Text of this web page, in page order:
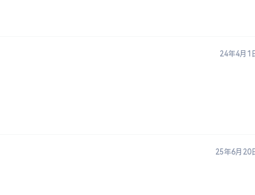
24年4月1
25年6月20